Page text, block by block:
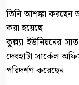
তিনি আশঙ্কা করছেন
করা হয়েছে।
কুল্ল্যা ইউনিয়নের
দেবহাটা সার্কেল
পরিদর্শণ করেছেন।